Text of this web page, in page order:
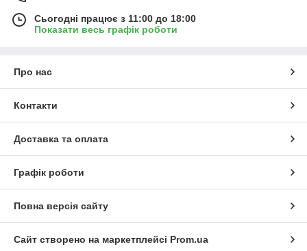
Сьогодні працює з 11:00 до 18:00
Показати весь графік роботи
Про нас
Контакти
Доставка та оплата
Графік роботи
Повна версія сайту
Сайт створено на маркетплейсі Prom.ua